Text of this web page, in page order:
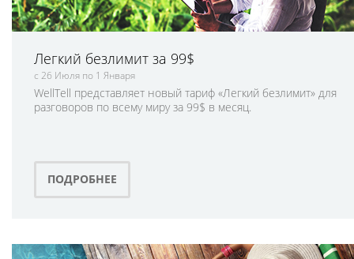
Легкий безлимит за 99$
с 26 Июля по 1 Января
WellTell представляет новый тариф «Легкий безлимит» для
разговоров по всему миру за 99$ в месяц.
ПОДРОБНЕЕ